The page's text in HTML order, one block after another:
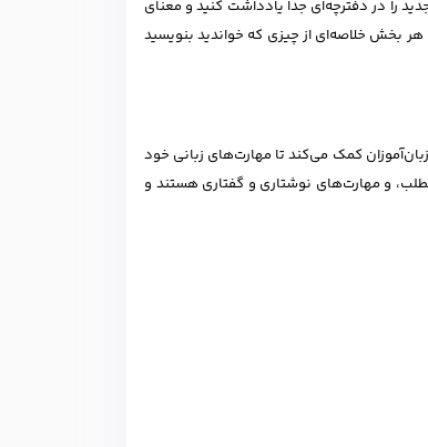
را در دفترچه‌ای جدا یادداشت کنید و معنای
هر بخش خلاصه‌ای از چیزی که خواندید بنویسید
کمک می‌کند تا مهارت‌های زبانی خود
و مهارت‌های نوشتاری و گفتاری هستند و